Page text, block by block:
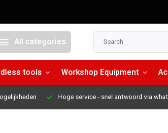
All categories
tools Workshop Equipment
Hoge service- snel antwoord via